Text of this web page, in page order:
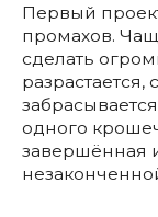
Первый
промахов.
сделать
одного
завершённая